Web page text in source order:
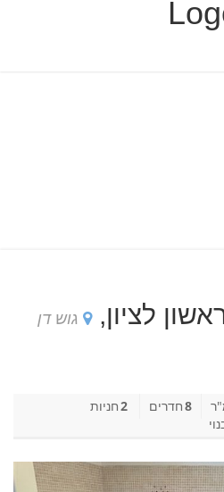
לציון, גוש דן
8חדרים 2חניות